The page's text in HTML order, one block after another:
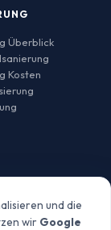
und die
wir Google
Überblick
Kosten